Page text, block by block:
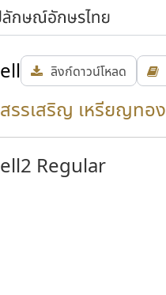
ลิงก์ดาวน์โหลด
รรเสริญ เหรียญทอง
Regular